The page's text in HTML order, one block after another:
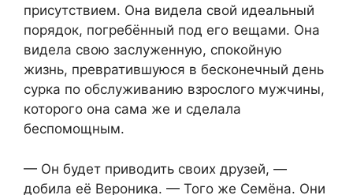
присутствием. Она видела свой идеальный
порядок, погребённый под его вещами. Она
видела свою заслуженную, спокойную
жизнь, превратившуюся в бесконечный день
сурка по обслуживанию взрослого мужчины,
которого она сама же и сделала
беспомощным.
— Он будет приводить своих друзей, —
добила её Вероника. — Того же Семёна. Они